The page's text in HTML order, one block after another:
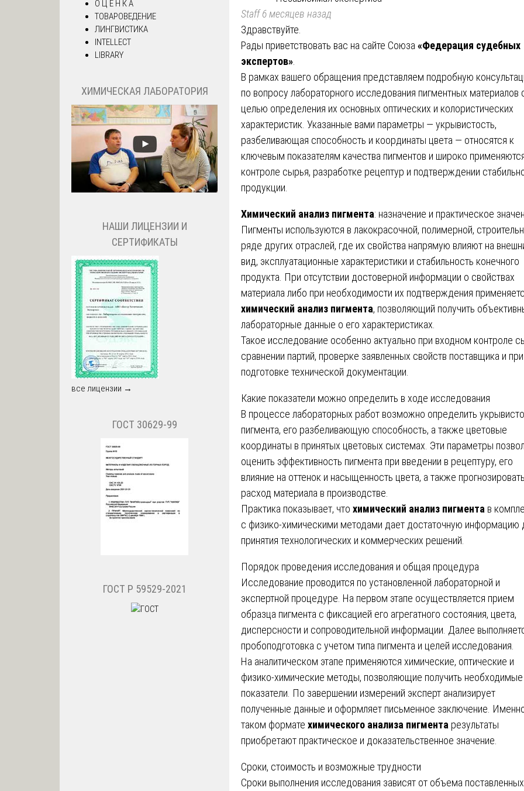
Staff6 месяцев назад
Здравствуйте.
Рады приветствовать вас на сайте Союза «Федерация судебных
экспертов»
В рамках вашего обращения представляем подробную
по вопросу лабораторного исследования пигментных материалов
целью определения их основных оптических и колористических
характеристик. Указанные вами параметры — укрывистость,
разбеливающая способность и координаты цвета — относятся к
ключевым показателям качества пигментов и широко
контроле сырья, разработке рецептур и подтверждении
продукции.
Химический анализ пигмента: назначение и практическое
Пигменты используются в лакокрасочной, полимерной,
ряде других отраслей, где их свойства напрямую влияют на
вид, эксплуатационные характеристики и стабильность конечного
продукта. При отсутствии достоверной информации о свойствах
материала либо при необходимости их подтверждения
химический анализ пигмента, позволяющий получить
лабораторные данные о его характеристиках.
Такое исследование особенно актуально при входном контроле
сравнении партий, проверке заявленных свойств поставщика и при
подготовке технической документации.
Какие показатели можно определить в ходе исследования
В процессе лабораторных работ возможно определить
пигмента, его разбеливающую способность, а также цветовые
координаты в принятых цветовых системах. Эти параметры
оценить эффективность пигмента при введении в рецептуру, его
влияние на оттенок и насыщенность цвета, а также прогнозировать
расход материала в производстве.
Практика показывает, что химический анализ пигмента в
с физико-химическими методами дает достаточную информацию
принятия технологических и коммерческих решений.
Порядок проведения исследования и общая процедура
Исследование проводится по установленной лабораторной и
экспертной процедуре. На первом этапе осуществляется прием
образца пигмента с фиксацией его агрегатного состояния, цвета,
дисперсности и сопроводительной информации. Далее
пробоподготовка с учетом типа пигмента и целей исследования.
На аналитическом этапе применяются химические, оптические и
физико-химические методы, позволяющие получить необходимые
показатели. По завершении измерений эксперт анализирует
полученные данные и оформляет письменное заключение.
таком формате химического анализа пигмента результаты
приобретают практическое и доказательственное значение.
Сроки, стоимость и возможные трудности
Сроки выполнения исследования зависят от объема поставленных
О Ц Е Н К А
ТОВАРОВЕДЕНИЕ
ЛИНГВИСТИКА
INTELLECT
LIBRARY
ХИМИЧЕСКАЯ ЛАБОРАТОРИЯ
НАШИ ЛИЦЕНЗИИ И
СЕРТИФИКАТЫ
все лицензии →
ГОСТ 30629-99
ГОСТ Р 59529-2021